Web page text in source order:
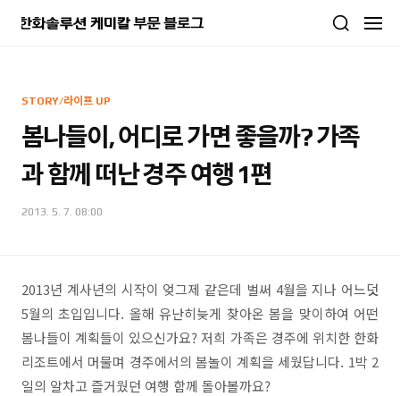
STORY/라이프 UP
봄나들이, 어디로 가면 좋을까? 가족
과 함께 떠난 경주 여행 1편
2013. 5. 7. 08:00
2013년 계사년의 시작이 엊그제 같은데 벌써 4월을 지나 어느덧
5월의 초입입니다. 올해 유난히늦게 찾아온 봄을 맞이하여 어떤
봄나들이 계획들이 있으신가요? 저희 가족은 경주에 위치한 한화
리조트에서 머물며 경주에서의 봄놀이 계획을 세웠답니다. 1박 2
일의 알차고 즐거웠던 여행 함께 돌아볼까요?